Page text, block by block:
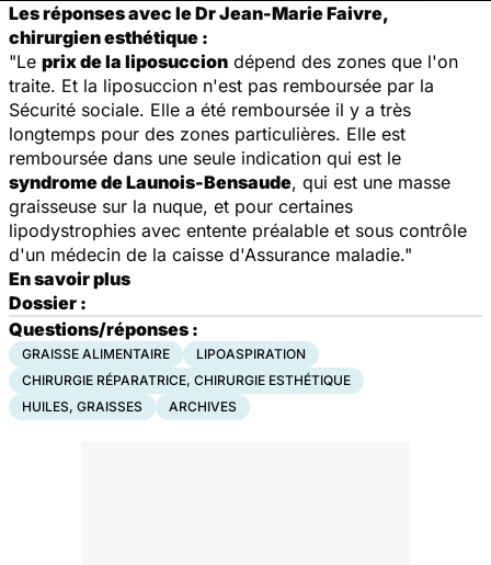
Les réponses avec le Dr Jean-Marie Faivre,
chirurgien esthétique :
"Le prix de la liposuccion dépend des zones que l'on
traite. Et la liposuccion n'est pas remboursée par la
Sécurité sociale. Elle a été remboursée il y a très
longtemps pour des zones particulières. Elle est
remboursée dans une seule indication qui est le
syndrome de Launois-Bensaude, qui est une masse
graisseuse sur la nuque, et pour certaines
lipodystrophies avec entente préalable et sous contrôle
d'un médecin de la caisse d'Assurance maladie."
En savoir plus
Dossier :
Questions/réponses :
GRAISSE ALIMENTAIRE
LIPOASPIRATION
CHIRURGIE RÉPARATRICE, CHIRURGIE ESTHÉTIQUE
HUILES, GRAISSES
ARCHIVES